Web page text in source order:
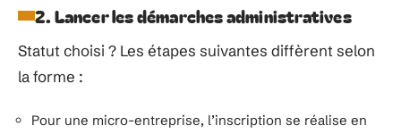
2. Lancer les démarches administratives
Statut choisi ? Les étapes suivantes diffèrent selon
la forme :
Pour une micro-entreprise, l’inscription se réalise en